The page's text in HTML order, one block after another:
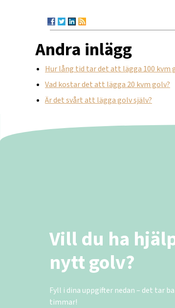
Andra inlägg
Hur lång tid tar det att lägga 100 kvm
Vad kostar det att lägga 20 kvm golv?
Är det svårt att lägga golv själv?
Vill du ha
nytt golv?
Fyll i dina uppgifter nedan – det tar
timmar!